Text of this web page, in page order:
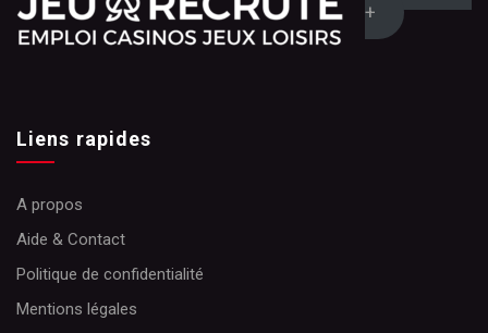
+
Liens rapides
A propos
Aide & Contact
Politique de confidentialité
Mentions légales